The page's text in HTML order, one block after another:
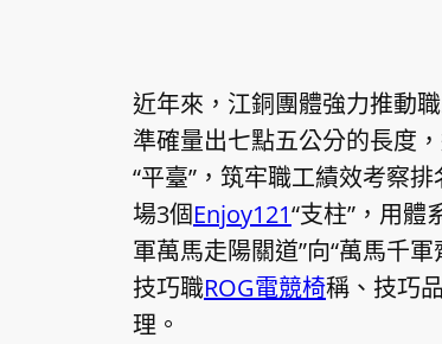
近年來，江銅團體強力推動
準確量出七點五公分的長度
“平臺”，筑牢職工績效考察排
場3個Enjoy121“支柱”，用體
軍萬馬走陽關道”向“萬馬千
技巧職ROG電競椅稱、技巧
理。